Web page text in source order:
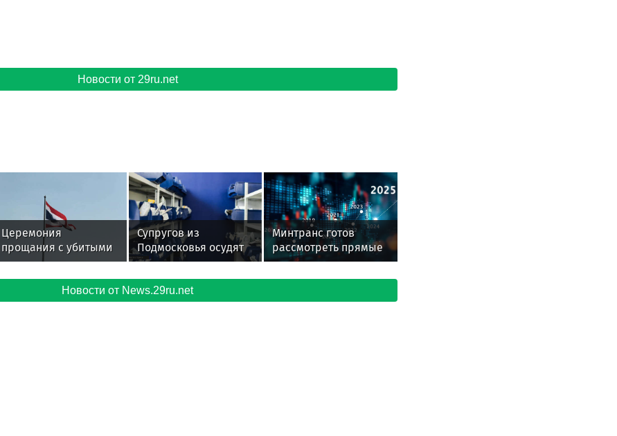
Новости от 29ru.net
Церемония
прощания с убитыми
россиянами проходит
в Таиланде
Супругов из
Подмосковья осудят
за посылку с
сюрпризом в Томск
Минтранс готов
рассмотреть прямые
рейсы с Бразилией и
Аргентиной
Новости от News.29ru.net